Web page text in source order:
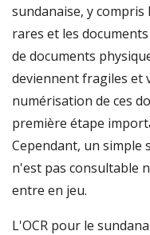
sundanaise, y compris
rares et les
de documents
deviennent fragiles et
numérisation de ces
première étape
Cependant, un simple
n'est pas consultable
entre en jeu.
L'OCR pour le